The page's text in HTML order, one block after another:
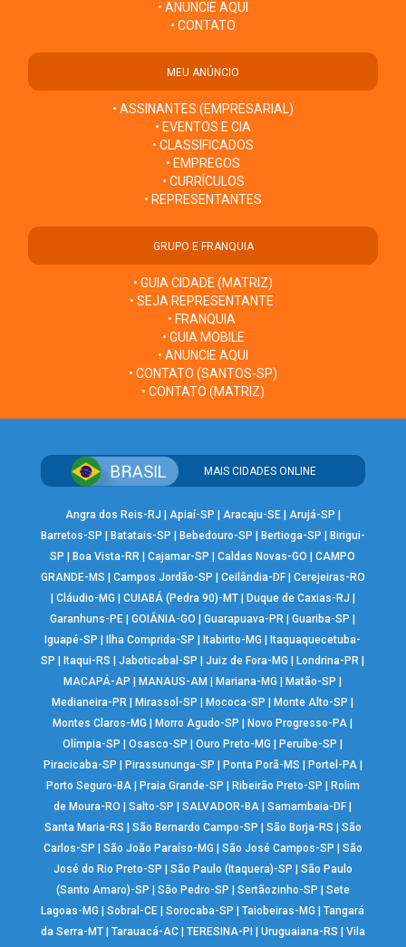
• ANUNCIE AQUI
• CONTATO
MEU ANÚNCIO
• ASSINANTES (EMPRESARIAL)
• EVENTOS E CIA
• CLASSIFICADOS
• EMPREGOS
• CURRÍCULOS
• REPRESENTANTES
GRUPO E FRANQUIA
• GUIA CIDADE (MATRIZ)
• SEJA REPRESENTANTE
• FRANQUIA
• GUIA MOBILE
• ANUNCIE AQUI
• CONTATO (SANTOS-SP)
• CONTATO (MATRIZ)
MAIS CIDADES ONLINE
Angra dos Reis-RJ | Apiaí-SP | Aracaju-SE| Arujá-SP |
Barretos-SP | Batatais-SP | Bebedouro-SP | Bertioga-SP | Birigui-
SP |Boa Vista-RR |Cajamar-SP |Caldas Novas-GO |CAMPO
GRANDE-MS | Campos Jordão-SP | Ceilândia-DF| Cerejeiras-RO
| Cláudio-MG | CUIABÁ (Pedra 90)-MT| Duque de Caxias-RJ |
Garanhuns-PE |GOIÂNIA-GO |Guarapuava-PR |Guariba-SP |
Iguapé-SP |Ilha Comprida-SP |Itabirito-MG |Itaquaquecetuba-
SP |Itaqui-RS |Jaboticabal-SP |Juiz de Fora-MG |Londrina-PR |
MACAPÁ-AP |MANAUS-AM |Mariana-MG |Matão-SP |
Medianeira-PR |Mirassol-SP |Mococa-SP |Monte Alto-SP |
Montes Claros-MG |Morro Agudo-SP |Novo Progresso-PA |
Olímpia-SP |Osasco-SP |Ouro Preto-MG |Peruíbe-SP |
Piracicaba-SP | Pirassununga-SP | Ponta Porã-MS | Portel-PA|
Porto Seguro-BA| Praia Grande-SP | Ribeirão Preto-SP | Rolim
de Moura-RO |Salto-SP |SALVADOR-BA |Samambaia-DF |
Santa Maria-RS | São Bernardo Campo-SP | São Borja-RS | São
Carlos-SP | São João Paraíso-MG | São José Campos-SP | São
José do Rio Preto-SP | São Paulo (Itaquera)-SP | São Paulo
(Santo Amaro)-SP | São Pedro-SP | Sertãozinho-SP | Sete
Lagoas-MG |Sobral-CE |Sorocaba-SP |Taiobeiras-MG |Tangará
da Serra-MT| Tarauacá-AC| TERESINA-PI | Uruguaiana-RS | Vila